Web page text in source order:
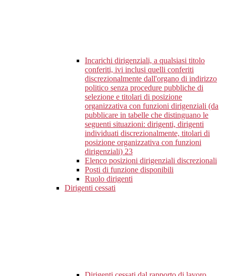
Incarichi dirigenziali, a qualsiasi titolo
conferiti, ivi inclusi quelli conferiti
discrezionalmente dall'organo di indirizzo
politico senza procedure pubbliche di
selezione e titolari di posizione
organizzativa con funzioni dirigenziali (da
pubblicare in tabelle che distinguano le
seguenti situazioni: dirigenti, dirigenti
individuati discrezionalmente, titolari di
posizione organizzativa con funzioni
dirigenziali) 23
Elenco posizioni dirigenziali discrezionali
Posti di funzione disponibili
Ruolo dirigenti
Dirigenti cessati